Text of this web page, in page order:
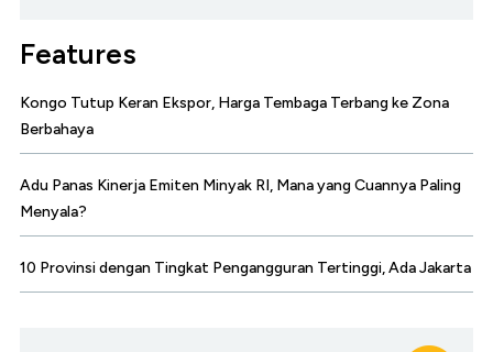
Features
Kongo Tutup Keran Ekspor, Harga Tembaga Terbang ke Zona
Berbahaya
Adu Panas Kinerja Emiten Minyak RI, Mana yang Cuannya Paling
Menyala?
10 Provinsi dengan Tingkat Pengangguran Tertinggi, Ada Jakarta